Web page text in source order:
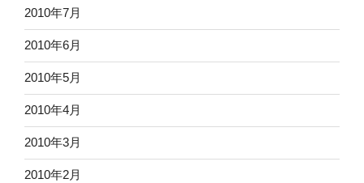
2010年7月
2010年6月
2010年5月
2010年4月
2010年3月
2010年2月